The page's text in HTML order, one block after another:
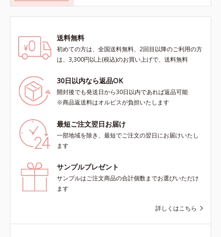
送料無料
初めての方は、全国送料無料、2回目以降のご利用の方
は、3,300円以上(税込)のお買い上げで、送料無料
30日以内なら返品OK
開封後でも発送日から30日以内であれば返品可能
※商品返送料はオルビスが負担いたします
最短ご注文翌日お届け
一部地域を除き、最短でご注文の翌日にお届けいたし
ます
サンプルプレゼント
サンプルはご注文商品の合計個数までお選びいただけ
ます
詳しくはこちら